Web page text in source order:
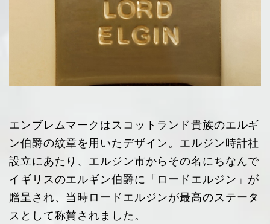
エンブレムマークはスコットランド貴族のエルギ
ン伯爵の紋章を用いたデザイン。エルジン時計社
設立にあたり、エルジン市からその名にちなんで
イギリスのエルギン伯爵に「ロードエルジン」が
贈呈され、当時ロードエルジンが最高のステータ
スとして称賛されました。